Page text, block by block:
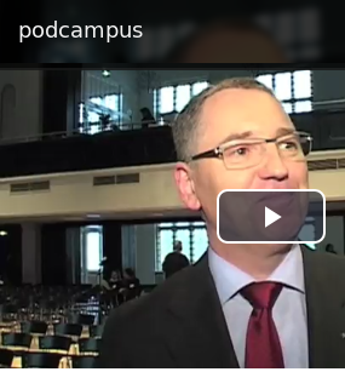
podcampus
Play
Video